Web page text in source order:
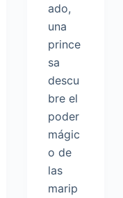
ado,
una
prince
sa
descu
bre el
poder
mágic
o de
las
marip